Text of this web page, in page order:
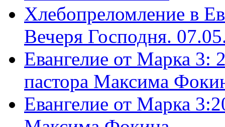
Хлебопреломление в
Вечеря Господня.
Евангелие от Марка 3:
пастора Максима
Евангелие от Марка